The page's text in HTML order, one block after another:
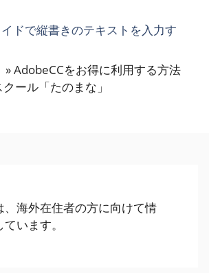
ドで縦書きのテキストを入力す
»AdobeCCをお得に利用する方法
ール「たのまな」
、海外在住者の方に向けて情
います。